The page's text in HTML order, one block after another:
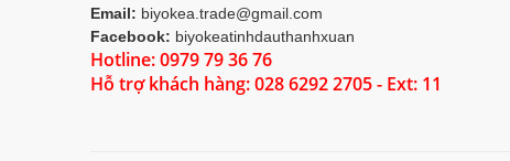
Email: biyokea.trade@gmail.com
Facebook: biyokeatinhdauthanhxuan
Hotline: 0979 79 36 76
Hỗ trợ khách hàng: 028 6292 2705 - Ext: 11